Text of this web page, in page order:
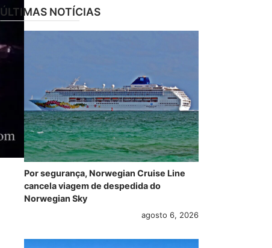
ÚLTIMAS NOTÍCIAS
Por segurança, Norwegian Cruise Line
cancela viagem de despedida do
Norwegian Sky
agosto 6, 2026